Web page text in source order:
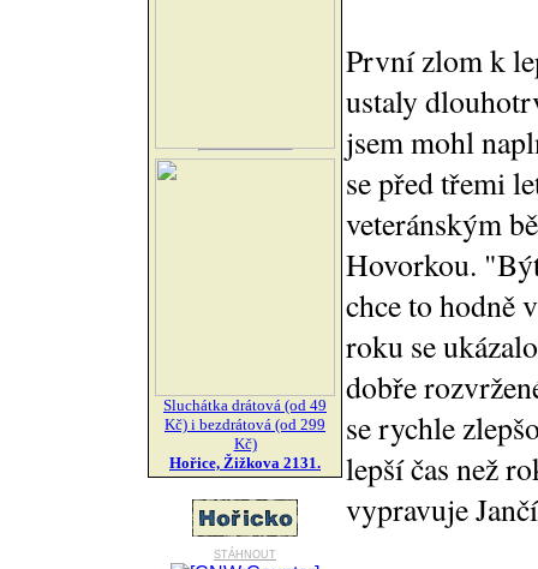
Sluchátka drátová (od 49
Kč) i bezdrátová (od 299
Kč)
Hořice, Žižkova 2131.
stáhnout
První zlom k
ustaly
jsem mohl
se před třemi
veteránským
Hovorkou.
chce to hodně
roku se
dobře
se rychle
lepší čas než
vypravuje